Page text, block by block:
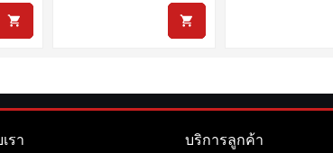
รา บริการลูกค้า